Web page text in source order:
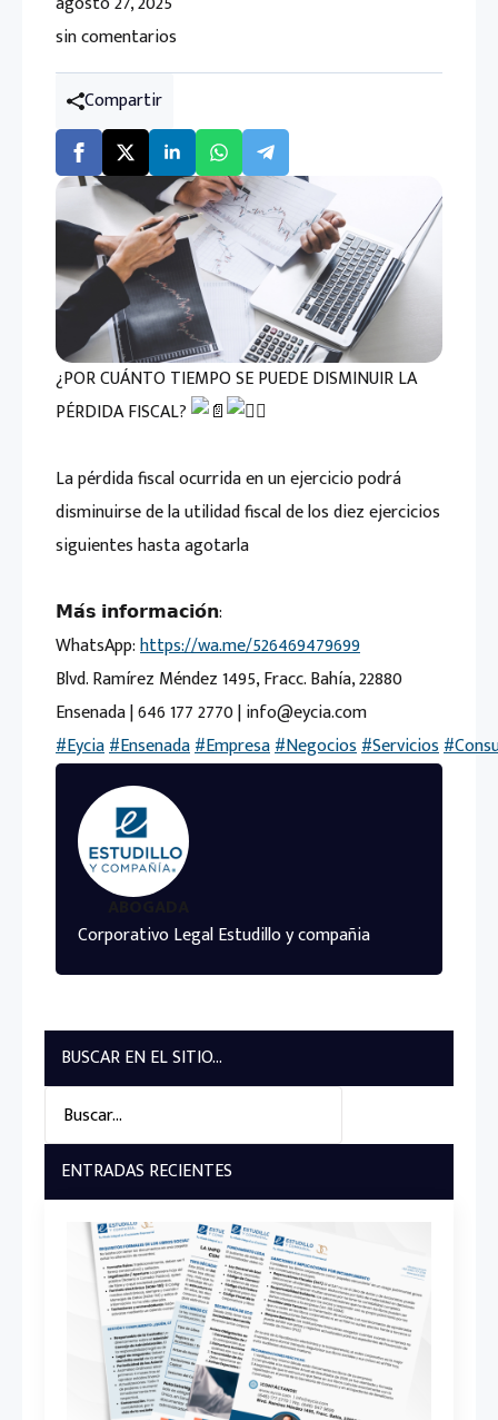
sin comentarios
Compartir
¿POR CUÁNTO TIEMPO SE PUEDE DISMINUIR LA
PÉRDIDA FISCAL?
La pérdida fiscal ocurrida en un ejercicio podrá
disminuirse de la utilidad fiscal de los diez ejercicios
siguientes hasta agotarla
𝗠𝗮́𝘀 𝗶𝗻𝗳𝗼𝗿𝗺𝗮𝗰𝗶𝗼́𝗻:
WhatsApp:https://wa.me/526469479699
Blvd. Ramírez Méndez 1495, Fracc. Bahía, 22880
Ensenada | 646 177 2770 | info@eycia.com
#Eycia#Ensenada#Empresa#Negocios#Servicios
ABOGADA
Corporativo Legal Estudillo y compañia
BUSCAR EN EL SITIO...
for:
ENTRADAS RECIENTES